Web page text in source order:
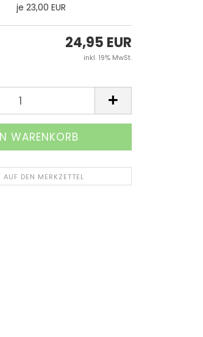
je 23,00 EUR
24,95 EUR
inkl. 19% MwSt.
AUF DEN MERKZETTEL